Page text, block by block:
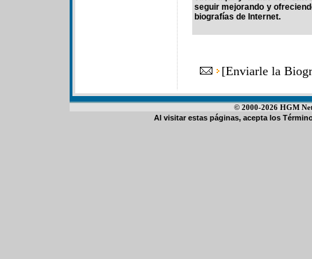
seguir mejorando y
biografías de Internet.
[Enviarle la
© 2000-2026 HGM
Al visitar estas páginas, acepta los